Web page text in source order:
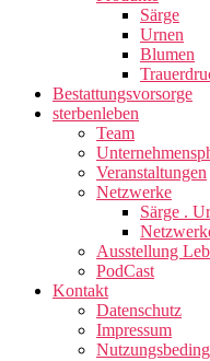
Särge
Urnen
Blumen
Bestattungsvorsorge
sterbenleben
Team
Veranstaltungen
Netzwerke
Särge .
Ausstellung
PodCast
Kontakt
Datenschutz
Impressum